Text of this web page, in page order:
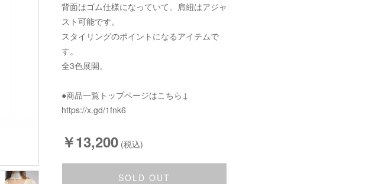
背面はゴム仕様になっていて、肩紐はアジャ
スト可能です。
スタイリングのポイントになるアイテムで
す。
全3色展開。
●商品一覧トップページはこちら↓
https://x.gd/1fnk6
￥13,200 (税込)
SOLD OUT